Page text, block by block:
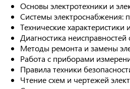
Основы электротехники и
Системы электроснабжения:
Технические
Диагностика
Методы ремонта и замены
Работа с приборами
Правила техники
Чтение схем и чертежей